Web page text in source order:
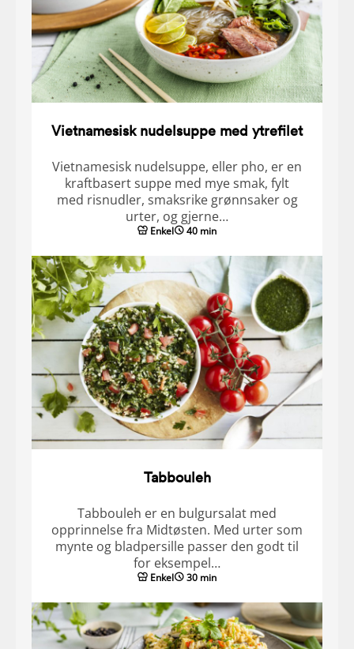
Vietnamesisk nudelsuppe med ytrefilet
Vietnamesisk nudelsuppe, eller pho, er en
kraftbasert suppe med mye smak, fylt
med risnudler, smaksrike grønnsaker og
urter, og gjerne…
Enkel 40 min
Tabbouleh
Tabbouleh er en bulgursalat med
opprinnelse fra Midtøsten. Med urter som
mynte og bladpersille passer den godt til
for eksempel…
Enkel 30 min